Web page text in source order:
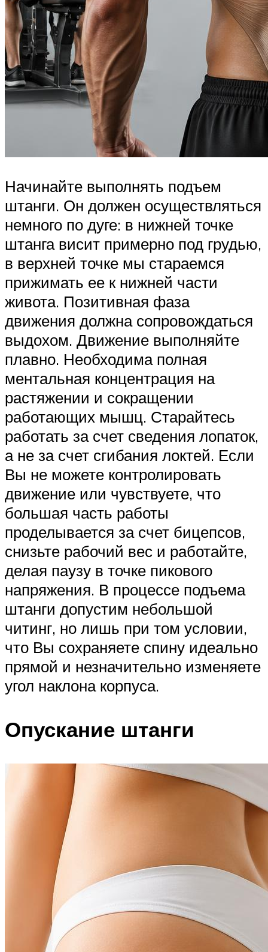
Начинайте выполнять подъем
штанги. Он должен осуществляться
немного по дуге: в нижней точке
штанга висит примерно под грудью,
в верхней точке мы стараемся
прижимать ее к нижней части
живота. Позитивная фаза
движения должна сопровождаться
выдохом. Движение выполняйте
плавно. Необходима полная
ментальная концентрация на
растяжении и сокращении
работающих мышц. Старайтесь
работать за счет сведения лопаток,
а не за счет сгибания локтей. Если
Вы не можете контролировать
движение или чувствуете, что
большая часть работы
проделывается за счет бицепсов,
снизьте рабочий вес и работайте,
делая паузу в точке пикового
напряжения. В процессе подъема
штанги допустим небольшой
читинг, но лишь при том условии,
что Вы сохраняете спину идеально
прямой и незначительно изменяете
угол наклона корпуса.
Опускание штанги